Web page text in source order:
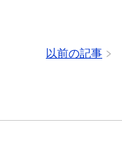
以前の記事